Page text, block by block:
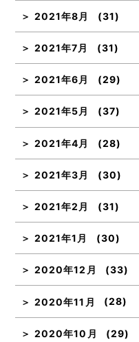
2021年8月 (31)
2021年7月 (31)
2021年6月 (29)
2021年5月 (37)
2021年4月 (28)
2021年3月 (30)
2021年2月 (31)
2021年1月 (30)
2020年12月 (33)
2020年11月 (28)
2020年10月 (29)